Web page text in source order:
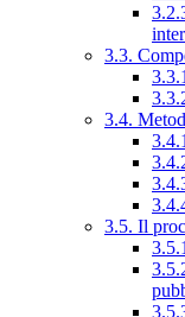
3.3.
3.4.
3.5. Il